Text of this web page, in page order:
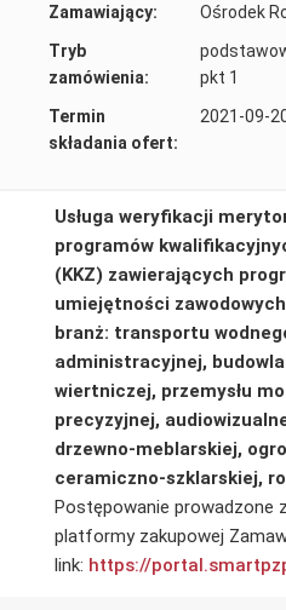
Zamawiający:
Ośrodek
Tryb
zamówienia:
pkt 1
Termin
składania ofert:
2021-09-
Usługa weryfikacji
programów
(KKZ) zawierających
umiejętności
branż: transportu
administracyjnej,
wiertniczej, przemysłu
precyzyjnej,
drzewno-meblarskiej,
ceramiczno-szklarskiej,
Postępowanie prowadzone
platformy zakupowej
link: https://